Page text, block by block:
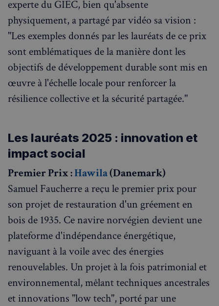
experte du GIEC, bien qu'absente
physiquement, a partagé par vidéo sa vision :
"Les exemples donnés par les lauréats de ce prix
sont emblématiques de la manière dont les
objectifs de développement durable sont mis en
œuvre à l'échelle locale pour renforcer la
résilience collective et la sécurité partagée."
Les lauréats 2025 : innovation et
impact social
Premier Prix :Hawila(Danemark)
Samuel Faucherre a reçu le premier prix pour
son projet de restauration d'un gréement en
bois de 1935. Ce navire norvégien devient une
plateforme d'indépendance énergétique,
naviguant à la voile avec des énergies
renouvelables. Un projet à la fois patrimonial et
environnemental, mêlant techniques ancestrales
et innovations "low tech", porté par une